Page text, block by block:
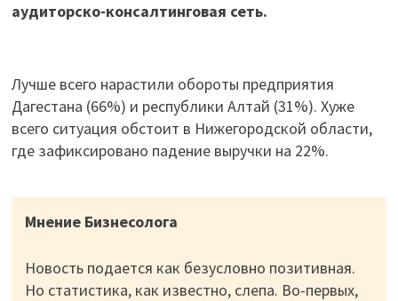
аудиторско-консалтинговая сеть.
Лучше всего нарастили обороты предприятия
Дагестана (66%) и республики Алтай (31%). Хуже
всего ситуация обстоит в Нижегородской области,
где зафиксировано падение выручки на 22%.
Мнение Бизнесолога
Новость подается как безусловно позитивная.
Но статистика, как известно, слепа. Во-первых,